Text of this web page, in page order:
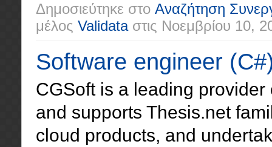
Δημοσιεύτηκε στο Αναζήτηση
μέλος Validata στις Νοεμβρίου 10,
Software engineer
CGSoft is a leading
and supports Thesis.net
cloud products, and